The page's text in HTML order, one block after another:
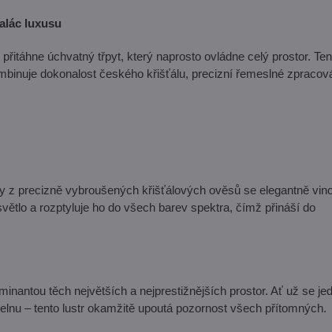
luxusu
úchvatný třpyt, který naprosto ovládne celý prostor.
dokonalost českého křišťálu, precizní řemeslné
precizně vybroušených křišťálových ověsů se elegantně
a rozptyluje ho do všech barev spektra, čímž přináší do
těch největších a nejprestižnějších prostor. Ať už se
– tento lustr okamžitě upoutá pozornost všech přítomných.